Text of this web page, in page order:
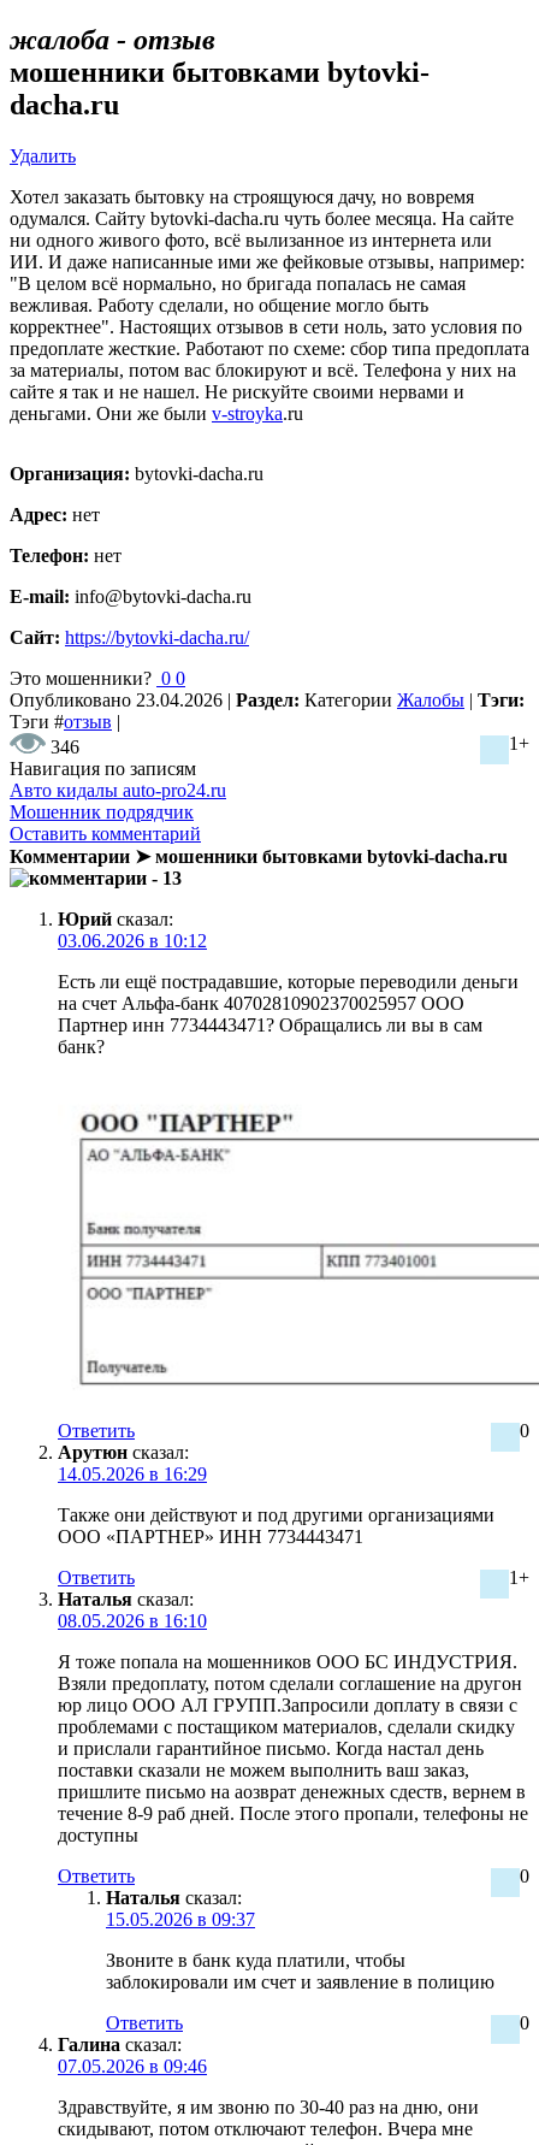
жалоба - отзыв
мошенники бытовками bytovki-
dacha.ru
Удалить
Хотел заказать бытовку на строящуюся дачу, но вовремя
одумался. Сайту bytovki-dacha.ru чуть более месяца. На сайте
ни одного живого фото, всё вылизанное из интернета или
ИИ. И даже написанные ими же фейковые отзывы, например:
"В целом всё нормально, но бригада попалась не самая
вежливая. Работу сделали, но общение могло быть
корректнее". Настоящих отзывов в сети ноль, зато условия по
предоплате жесткие. Работают по схеме: сбор типа предоплата
за материалы, потом вас блокируют и всё. Телефона у них на
сайте я так и не нашел. Не рискуйте своими нервами и
деньгами. Они же были v-stroyka.ru
Организация: bytovki-dacha.ru
Адрес: нет
Телефон: нет
E-mail: info@bytovki-dacha.ru
Сайт: https://bytovki-dacha.ru/
Это мошенники? 0 0
Опубликовано 23.04.2026 | Раздел: Категории Жалобы | Тэги:
Тэги #отзыв |
346
1+
Навигация по записям
Авто кидалы auto-pro24.ru
Мошенник подрядчик
Оставить комментарий
Комментарии ➤ мошенники бытовками bytovki-dacha.ru
- 13
Юрий сказал:
03.06.2026 в 10:12
Есть ли ещё пострадавшие, которые переводили деньги
на счет Альфа-банк 40702810902370025957 ООО
Партнер инн 7734443471? Обращались ли вы в сам
банк?
0
Ответить
Арутюн сказал:
14.05.2026 в 16:29
Также они действуют и под другими организациями
ООО «ПАРТНЕР» ИНН 7734443471
1+
Ответить
Наталья сказал:
08.05.2026 в 16:10
Я тоже попала на мошенников ООО БС ИНДУСТРИЯ.
Взяли предоплату, потом сделали соглашение на другон
юр лицо ООО АЛ ГРУПП.Запросили доплату в связи с
проблемами с постащиком материалов, сделали скидку
и прислали гарантийное письмо. Когда настал день
поставки сказали не можем выполнить ваш заказ,
пришлите письмо на аозврат денежных сдеств, вернем в
течение 8-9 раб дней. После этого пропали, телефоны не
доступны
0
Ответить
Наталья сказал:
15.05.2026 в 09:37
Звоните в банк куда платили, чтобы
заблокировали им счет и заявление в полицию
0
Ответить
Галина сказал:
07.05.2026 в 09:46
Здравствуйте, я им звоню по 30-40 раз на дню, они
скидывают, потом отключают телефон. Вчера мне